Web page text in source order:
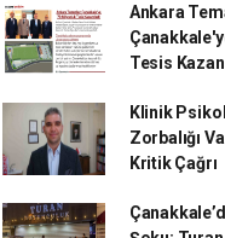
Ankara
Tesis
Klinik
Zorbalığı
Kritik Çağrı